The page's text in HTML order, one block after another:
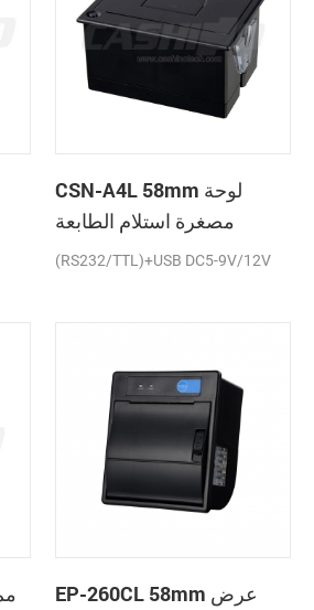
CSN-A4L 58mm لوحة
مصغرة استلام الطابعة
الحرارية
(RS232/TTL)+USB DC5-9V/12V
EP-260CL 58mm عرض